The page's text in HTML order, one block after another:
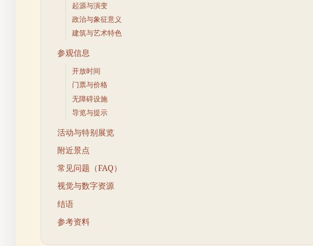
起源与演变
政治与象征意义
建筑与艺术特色
参观信息
开放时间
门票与价格
无障碍设施
导览与提示
活动与特别展览
附近景点
常见问题（FAQ）
视觉与数字资源
结语
参考资料